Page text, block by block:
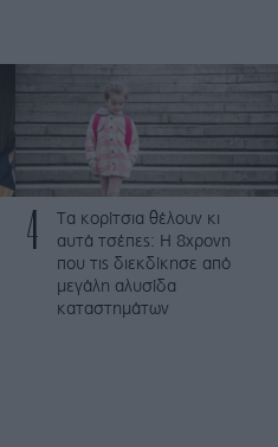
4
Τα κορίτσια θέλουν κι
αυτά τσέπες: Η 8χρονη
που τις διεκδίκησε από
μεγάλη αλυσίδα
καταστημάτων